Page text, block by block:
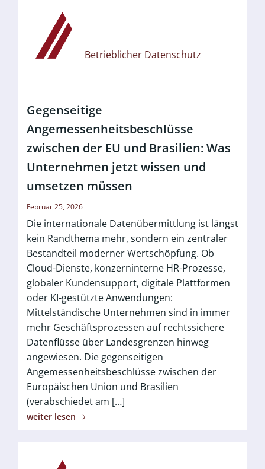
Betrieblicher Datenschutz
Gegenseitige
Angemessenheitsbeschlüsse
zwischen der EU und Brasilien: Was
Unternehmen jetzt wissen und
umsetzen müssen
Februar 25, 2026
Die internationale Datenübermittlung ist längst
kein Randthema mehr, sondern ein zentraler
Bestandteil moderner Wertschöpfung. Ob
Cloud-Dienste, konzerninterne HR-Prozesse,
globaler Kundensupport, digitale Plattformen
oder KI-gestützte Anwendungen:
Mittelständische Unternehmen sind in immer
mehr Geschäftsprozessen auf rechtssichere
Datenflüsse über Landesgrenzen hinweg
angewiesen. Die gegenseitigen
Angemessenheitsbeschlüsse zwischen der
Europäischen Union und Brasilien
(verabschiedet am […]
weiter lesen